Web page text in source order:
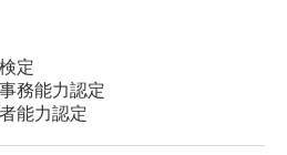
定
務能力認定
能力認定